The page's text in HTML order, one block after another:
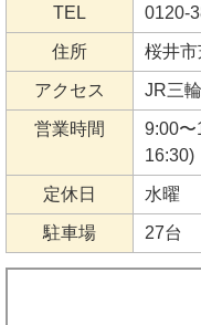
TEL 0120-
住所 桜井
アクセス JR三
営業時間
9:00〜
16:30)
定休日 水曜
駐車場 27台